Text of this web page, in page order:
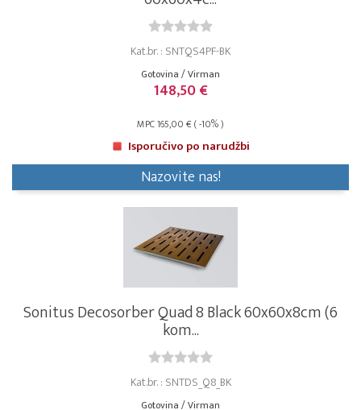
Kat.br. : SNTQS4PF-BK
Gotovina / Virman
148,50 €
MPC 165,00 € ( -10% )
Isporučivo po narudžbi
Nazovite nas!
Sonitus Decosorber Quad 8 Black 60x60x8cm (6
kom...
Kat.br. : SNTDS_Q8_BK
Gotovina / Virman